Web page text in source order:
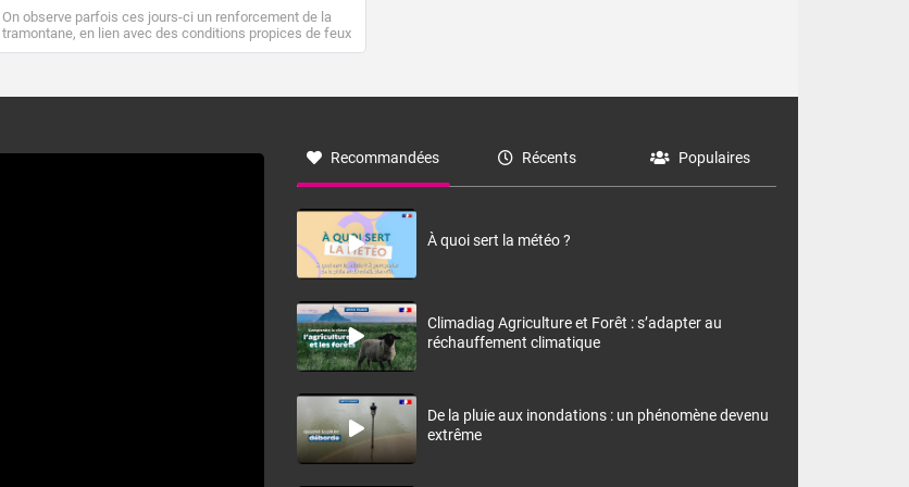
On observe parfois ces jours-ci un renforcement de la
tramontane, en lien avec des conditions propices de feux
de forêt. Mais qu'est-ce que la tramontane ? Quelles sont
à nord-ouest, dans un secteur qui part du Roussillon à la
monts, en allusion aux régions montagneuses d’où
Recommandées Récents Populaires
À quoi sert la météo ?
Climadiag Agriculture et Forêt : s’adapter au
réchauffement climatique
De la pluie aux inondations : un phénomène devenu
extrême